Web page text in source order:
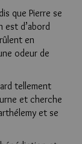
que Pierre se
est d’abord
en
odeur de
tellement
et cherche
et se